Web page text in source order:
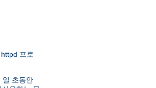
프로
일 초동안